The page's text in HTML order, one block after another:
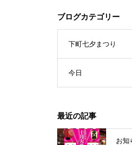
ブログカテゴリー
下町七夕まつり
今日
最近の記事
お知